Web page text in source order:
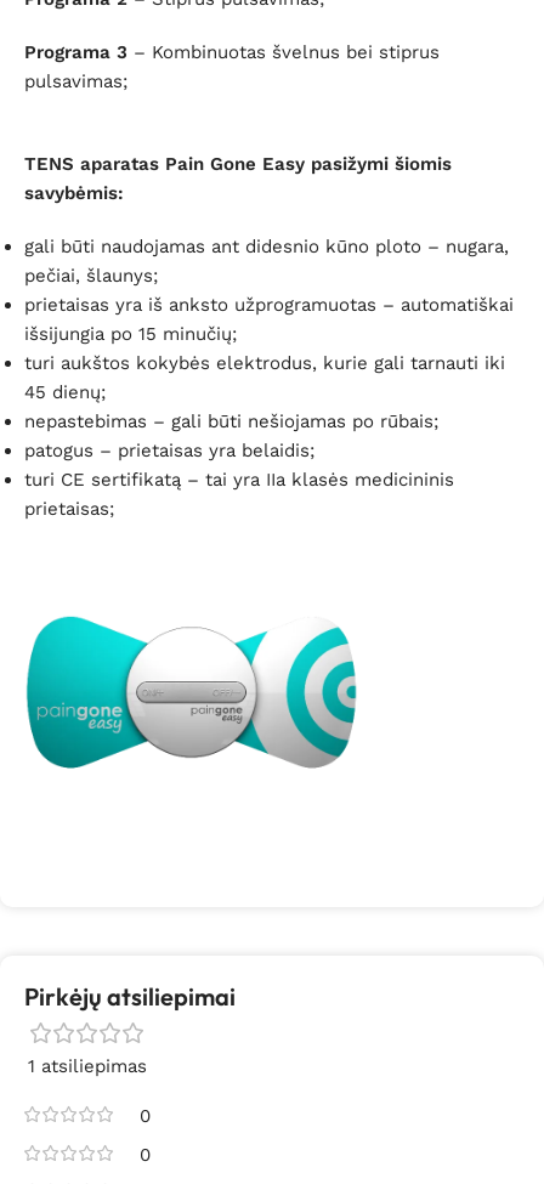
Programa 3 – Kombinuotas švelnus bei stiprus
pulsavimas;
TENS aparatas Pain Gone Easy pasižymi šiomis
savybėmis:
gali būti naudojamas ant didesnio kūno ploto – nugara,
pečiai, šlaunys;
prietaisas yra iš anksto užprogramuotas – automatiškai
išsijungia po 15 minučių;
turi aukštos kokybės elektrodus, kurie gali tarnauti iki
45 dienų;
nepastebimas – gali būti nešiojamas po rūbais;
patogus – prietaisas yra belaidis;
turi CE sertifikatą – tai yra IIa klasės medicininis
prietaisas;
Pirkėjų atsiliepimai
1 atsiliepimas
0
0